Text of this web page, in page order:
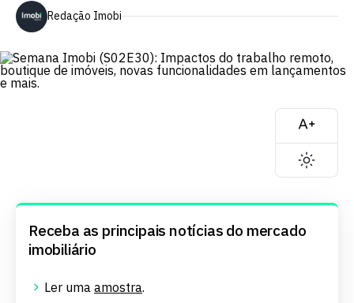
Redação Imobi
Receba as principais notícias do mercado
imobiliário
Ler uma amostra.